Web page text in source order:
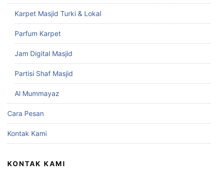
Karpet Masjid Turki & Lokal
Parfum Karpet
Jam Digital Masjid
Partisi Shaf Masjid
Al Mummayaz
Cara Pesan
Kontak Kami
KONTAK KAMI